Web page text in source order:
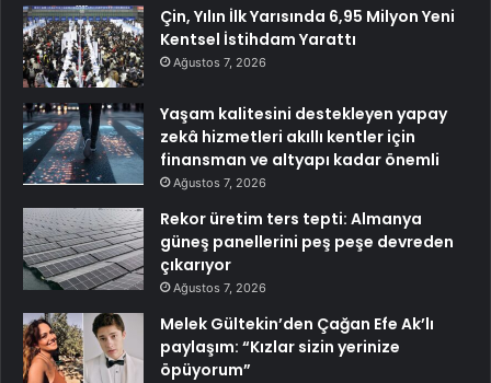
Çin, Yılın İlk Yarısında 6,95 Milyon Yeni
Kentsel İstihdam Yarattı
Ağustos 7, 2026
Yaşam kalitesini destekleyen yapay
zekâ hizmetleri akıllı kentler için
finansman ve altyapı kadar önemli
Ağustos 7, 2026
Rekor üretim ters tepti: Almanya
güneş panellerini peş peşe devreden
çıkarıyor
Ağustos 7, 2026
Melek Gültekin’den Çağan Efe Ak’lı
paylaşım: “Kızlar sizin yerinize
öpüyorum”